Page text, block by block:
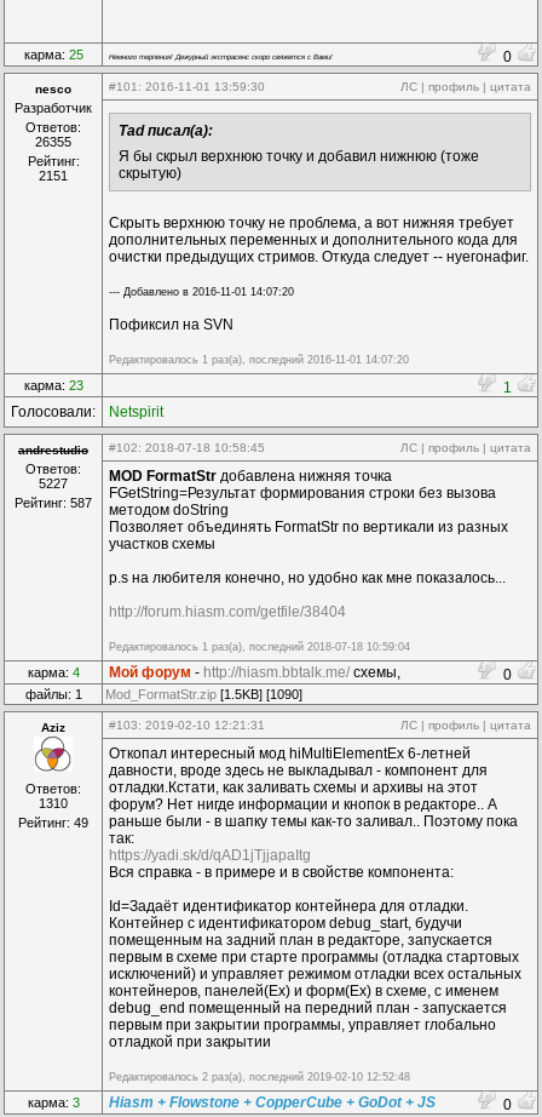
карма: 25 Немного терпения! Дежурный экстрасенс скоро свяжется с Вами! 0
nesco
Разработчик
Ответов:
26355
Рейтинг:
2151
#101 : 2016-11-01 13:59:30 ЛС | профиль | цитата
Tad писал(а):
Я бы скрыл верхнюю точку и добавил нижнюю (тоже
скрытую)
Скрыть верхнюю точку не проблема, а вот нижняя требует
дополнительных переменных и дополнительного кода для
очистки предыдущих стримов. Откуда следует -- нуегонафиг.
--- Добавлено в 2016-11-01 14:07:20
Пофиксил на SVN
Редактировалось 1 раз(а), последний 2016-11-01 14:07:20
карма: 23
1
Голосовали:
Netspirit
andrestudio
Ответов:
5227
Рейтинг: 587
#102: 2018-07-18 10:58:45 ЛС | профиль | цитата
MOD FormatStr добавлена нижняя точка
FGetString=Результат формирования строки без вызова
методом doString
Позволяет объединять FormatStr по вертикали из разных
участков схемы
p.s на любителя конечно, но удобно как мне показалось...
http://forum.hiasm.com/getfile/38404
Редактировалось 1 раз(а), последний 2018-07-18 10:59:04
карма: 4 Мой форум - http://hiasm.bbtalk.me/ схемы,
компоненты...
0
файлы: 1 Mod_FormatStr.zip [1.5KB] [1090]
Aziz
Ответов:
1310
Рейтинг: 49
#103: 2019-02-10 12:21:31 ЛС | профиль | цитата
Откопал интересный мод hiMultiElementEx 6-летней
давности, вроде здесь не выкладывал - компонент для
отладки.Кстати, как заливать схемы и архивы на этот
форум? Нет нигде информации и кнопок в редакторе.. А
раньше были - в шапку темы как-то заливал.. Поэтому пока
так:
https://yadi.sk/d/qAD1jTjjapaItg
Вся справка - в примере и в свойстве компонента:
Id=Задаёт идентификатор контейнера для отладки.
Контейнер с идентификатором debug_start, будучи
помещенным на задний план в редакторе, запускается
первым в схеме при старте программы (отладка стартовых
исключений) и управляет режимом отладки всех остальных
контейнеров, панелей(Ex) и форм(Ex) в схеме, с именем
debug_end помещенный на передний план - запускается
первым при закрытии программы, управляет глобально
отладкой при закрытии
Редактировалось 2 раз(а), последний 2019-02-10 12:52:48
карма: 3 Hiasm + Flowstone + CopperCube + GoDot + JS 0